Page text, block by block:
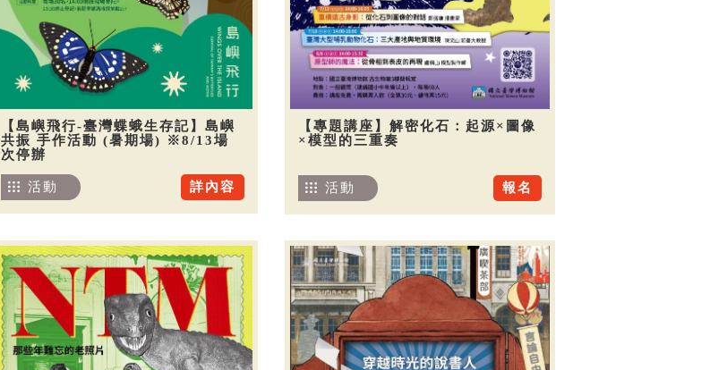
【島嶼飛行-臺灣蝶蛾生存記】島嶼
共振 手作活動 (暑期場) ※8/13場
次停辦
詳內容
活動
【專題講座】解密化石：起源×圖像
×模型的三重奏
報名
活動